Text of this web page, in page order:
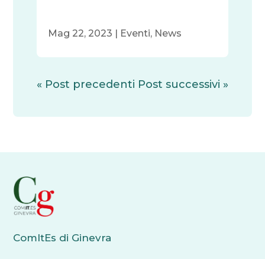
Mag 22, 2023 | Eventi, News
« Post precedenti Post successivi »
ComItEs di Ginevra